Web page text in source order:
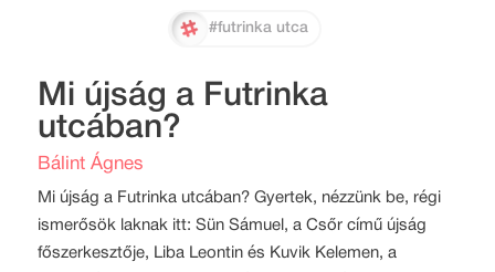
#futrinka utca
Mi újság a Futrinka
utcában?
Bálint Ágnes
Mi újság a Futrinka utcában? Gyertek, nézzünk be, régi
ismerősök laknak itt: Sün Sámuel, a Csőr című újság
főszerkesztője, Liba Leontin és Kuvik Kelemen, a